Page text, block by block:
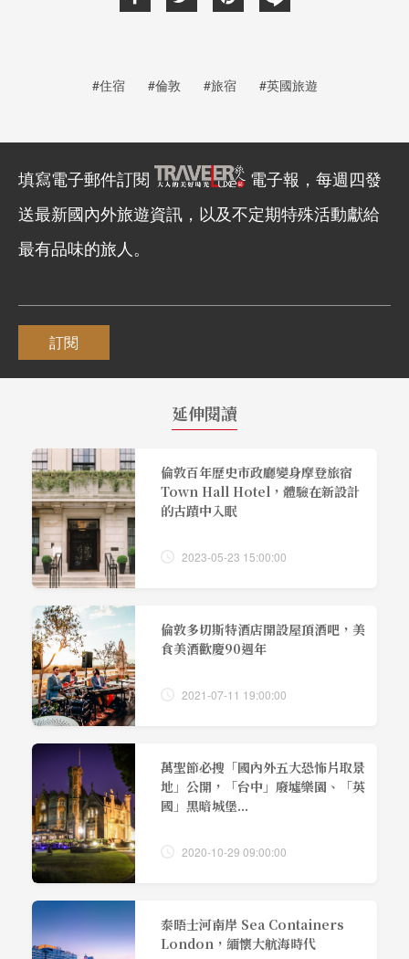
#住宿 #倫敦 #旅宿 #英國旅遊
填寫電子郵件訂閱
電子報，每週四發
送最新國內外旅遊資訊，以及不定期特殊活動獻給
最有品味的旅人。
訂閱
延伸閱讀
倫敦百年歷史市政廳變身摩登旅宿
Town Hall Hotel，體驗在新設計
的古蹟中入眠
2023-05-23 15:00:00
倫敦多切斯特酒店開設屋頂酒吧，美
食美酒歡慶90週年
2021-07-11 19:00:00
萬聖節必搜「國內外五大恐怖片取景
地」公開，「台中」廢墟樂園、「英
國」黑暗城堡...
2020-10-29 09:00:00
泰晤士河南岸 Sea Containers
London，緬懷大航海時代